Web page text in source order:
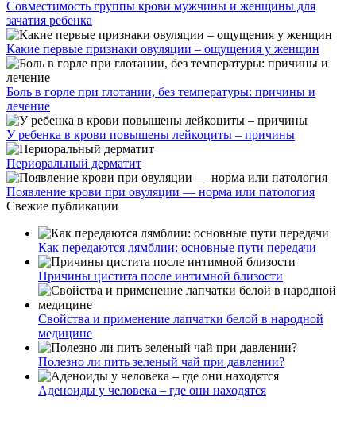
Совместимость группы крови мужчины и женщины для
зачатия ребенка
Какие первые признаки овуляции – ощущения у женщин
Боль в горле при глотании, без температуры: причины и
лечение
У ребенка в крови повышены лейкоциты – причины
Периоральный дерматит
Появление крови при овуляции — норма или патология
Свежие публикации
Как передаются лямблии: основные пути передачи
Причины цистита после интимной близости
Свойства и применение лапчатки белой в народной
медицине
Полезно ли пить зеленый чай при давлении?
Аденоиды у человека – где они находятся